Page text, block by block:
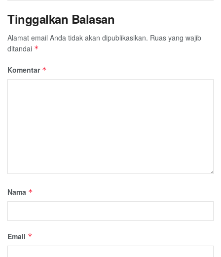
Tinggalkan Balasan
Alamat email Anda tidak akan dipublikasikan. Ruas yang wajib
ditandai *
Komentar *
Nama *
Email *